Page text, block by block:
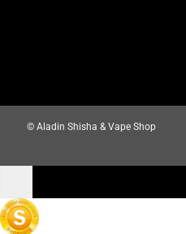
© Aladin Shisha & Vape Shop